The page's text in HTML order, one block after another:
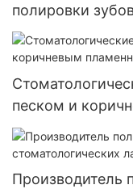
полировки
песком и
KENXIN
Производитель